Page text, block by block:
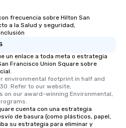
frecuencia sobre Hilton San
a la Salud y seguridad,
un enlace a toda meta o estrategia
Francisco Union Square sobre
environmental footprint in half and
Refer to our website,
our award-winning Environmental,
cuenta con una estrategia
de basura (como plásticos, papel,
su estrategia para eliminar y